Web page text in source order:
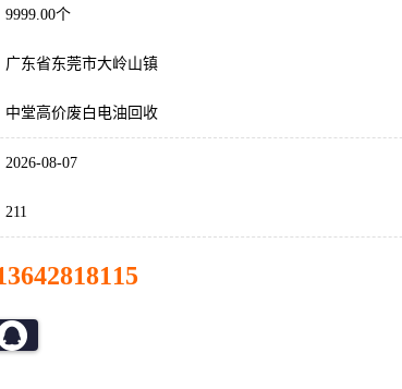
9999.00个
广东省东莞市大岭山镇
中堂高价废白电油回收
2026-08-07
211